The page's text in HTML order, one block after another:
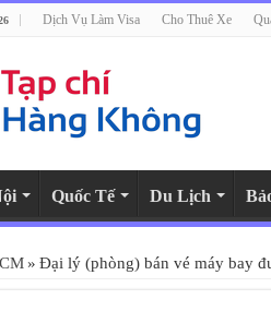
Dịch Vụ Làm Visa Cho Thuê Xe
Quốc Tế Du Lịch
» Đại lý (phòng) bán vé máy bay